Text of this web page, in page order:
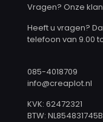
Vragen? Onze
Heeft u vragen?
telefoon van 9.00
085-4018709
info@creaplot.nl
KVK: 62472321
BTW: